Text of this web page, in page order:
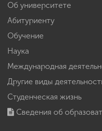
Об университете
Абитуриенту
Обучение
Наука
Международная
Другие виды
Студенческая жизнь
Сведения об